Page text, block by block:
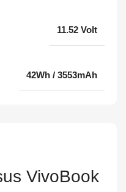
VivoBook
11.52 Volt
42Wh / 3553mAh